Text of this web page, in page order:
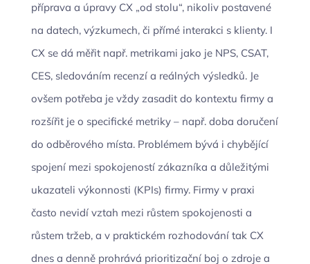
příprava a úpravy CX „od stolu“, nikoliv postavené
na datech, výzkumech, či přímé interakci s klienty. I
CX se dá měřit např. metrikami jako je NPS, CSAT,
CES, sledováním recenzí a reálných výsledků. Je
ovšem potřeba je vždy zasadit do kontextu firmy a
rozšířit je o specifické metriky – např. doba doručení
do odběrového místa. Problémem bývá i chybějící
spojení mezi spokojeností zákazníka a důležitými
ukazateli výkonnosti (KPIs) firmy. Firmy v praxi
často nevidí vztah mezi růstem spokojenosti a
růstem tržeb, a v praktickém rozhodování tak CX
dnes a denně prohrává prioritizační boj o zdroje a